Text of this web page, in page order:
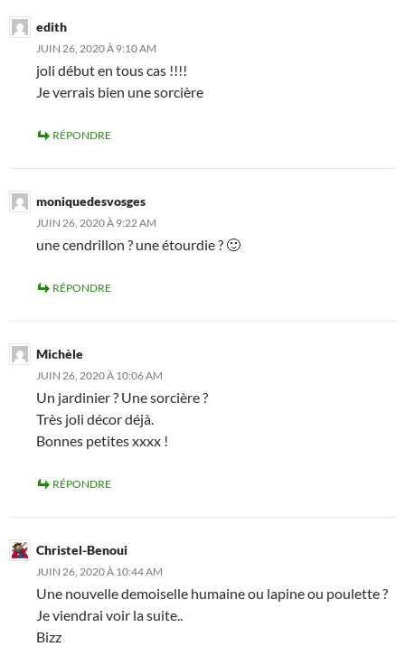
edith
JUIN 26, 2020 À 9:10 AM
joli début en tous cas !!!!
Je verrais bien une sorcière
RÉPONDRE
moniquedesvosges
JUIN 26, 2020 À 9:22 AM
une cendrillon ? une étourdie ? 🙂
RÉPONDRE
Michèle
JUIN 26, 2020 À 10:06 AM
Un jardinier ? Une sorcière ?
Très joli décor déjà.
Bonnes petites xxxx !
RÉPONDRE
Christel-Benoui
JUIN 26, 2020 À 10:44 AM
Une nouvelle demoiselle humaine ou lapine ou poulette ?
Je viendrai voir la suite..
Bizz